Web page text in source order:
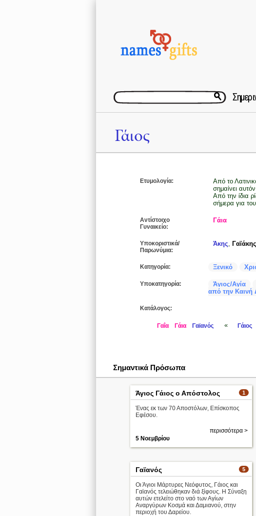
Γάιος
Ετυμολογία:
Από το
σημαίνει
Από την ίδια
σήμερα για
Αντίστοιχο
Γυναικείο:
Γάια
Υποκοριστικά/
Παρωνύμια:
Άκης, Γαϊάκης
Κατηγορία: Ξενικό
Υποκατηγορία: Άγιος/Αγία
από την Καινή
Κατάλογος:
Γαΐα Γάια Γαϊανός « Γάιος
Σημαντικά Πρόσωπα
1
Άγιος Γάιος ο Απόστολος
Ένας εκ των 70 Αποστόλων, Επίσκοπος
Εφέσου.
περισσότερα >
5 Νοεμβρίου
5
Γαϊανός
Οι Άγιοι Μάρτυρες Νεόφυτος, Γάιος και
Γαϊανός τελειώθηκαν διά ξίφους. Η Σύναξη
αυτών ετελείτο στο ναό των Αγίων
Αναργύρων Κοσμά και Δαμιανού, στην
περιοχή του Δαρείου.